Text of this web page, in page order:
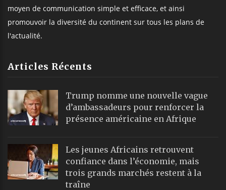
moyen de communication simple et efficace, et ainsi
promouvoir la diversité du continent sur tous les plans de
l'actualité.
Articles Récents
Trump nomme une nouvelle vague
d’ambassadeurs pour renforcer la
présence américaine en Afrique
Les jeunes Africains retrouvent
confiance dans l’économie, mais
trois grands marchés restent à la
traîne